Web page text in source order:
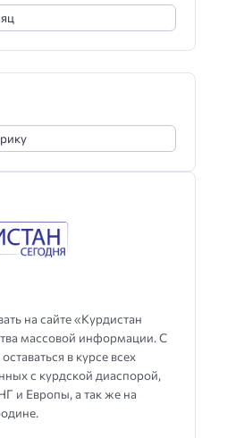
на сайте «Курдистан
массовой информации. С
в курсе всех
с курдской диаспорой,
и Европы, а так же на